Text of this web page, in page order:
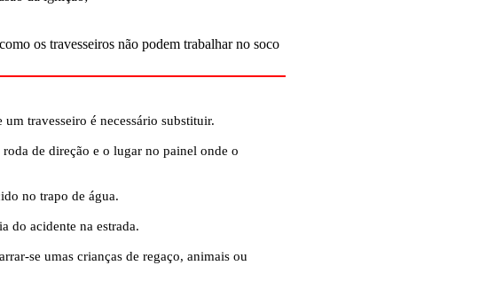
os travesseiros não podem trabalhar no soco
travesseiro é necessário substituir.
de direção e o lugar no painel onde o
no trapo de água.
do acidente na estrada.
se umas crianças de regaço, animais ou